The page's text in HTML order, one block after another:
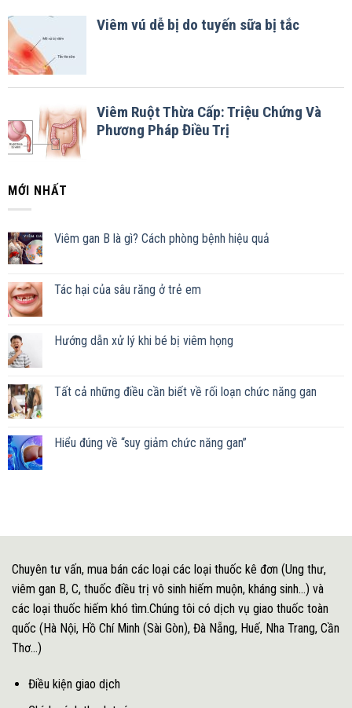
MỚI NHẤT
Viêm gan B là gì? Cách phòng bệnh hiệu quả
Tác hại của sâu răng ở trẻ em
Hướng dẫn xử lý khi bé bị viêm họng
Tất cả những điều cần biết về rối loạn chức năng gan
Hiểu đúng về “suy giảm chức năng gan”
Chuyên tư vấn, mua bán các loại các loại thuốc kê đơn (Ung thư,
viêm gan B, C, thuốc điều trị vô sinh hiếm muộn, kháng sinh...) và
các loại thuốc hiếm khó tìm.Chúng tôi có dịch vụ giao thuốc toàn
quốc (Hà Nội, Hồ Chí Minh (Sài Gòn), Đà Nẵng, Huế, Nha Trang, Cần
Thơ...)
Điều kiện giao dịch